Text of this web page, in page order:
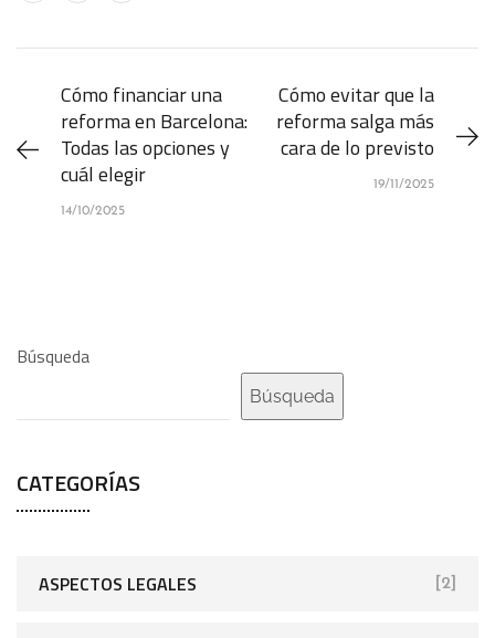
Cómo financiar una
reforma en Barcelona:
Todas las opciones y
cuál elegir
14/10/2025
Cómo evitar que la
reforma salga más
cara de lo previsto
19/11/2025
Búsqueda
Búsqueda
CATEGORÍAS
ASPECTOS LEGALES [2]